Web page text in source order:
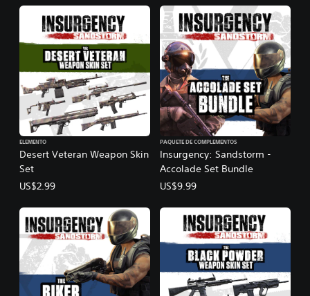
Desert Veteran Weapon Skin
Set
ELEMENTO
US$2.99
Insurgency: Sandstorm -
Accolade Set Bundle
PAQUETE DE COMPLEMENTOS
US$9.99